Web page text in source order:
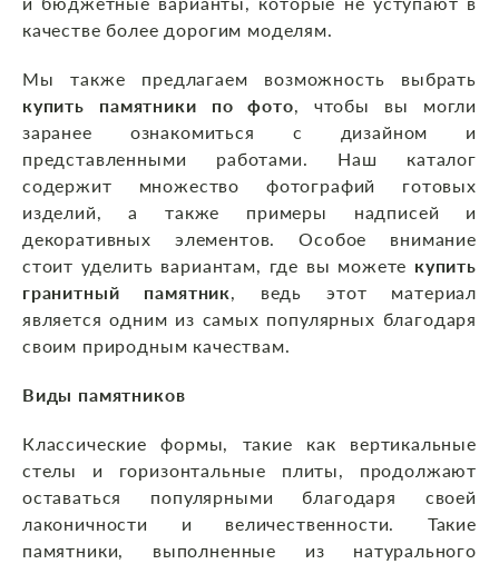
качестве более дорогим моделям.
Мы также предлагаем возможность выбрать
купить памятники по фото, чтобы вы могли
заранее ознакомиться с дизайном и
представленными работами. Наш каталог
содержит множество фотографий готовых
изделий, а также примеры надписей и
декоративных элементов. Особое внимание
стоит уделить вариантам, где вы можете купить
гранитный памятник, ведь этот материал
является одним из самых популярных благодаря
своим природным качествам.
Виды памятников
Классические формы, такие как вертикальные
стелы и горизонтальные плиты, продолжают
оставаться популярными благодаря своей
лаконичности и величественности. Такие
памятники, выполненные из натурального